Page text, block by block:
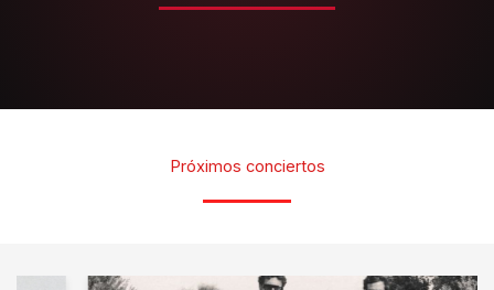
Próximos conciertos